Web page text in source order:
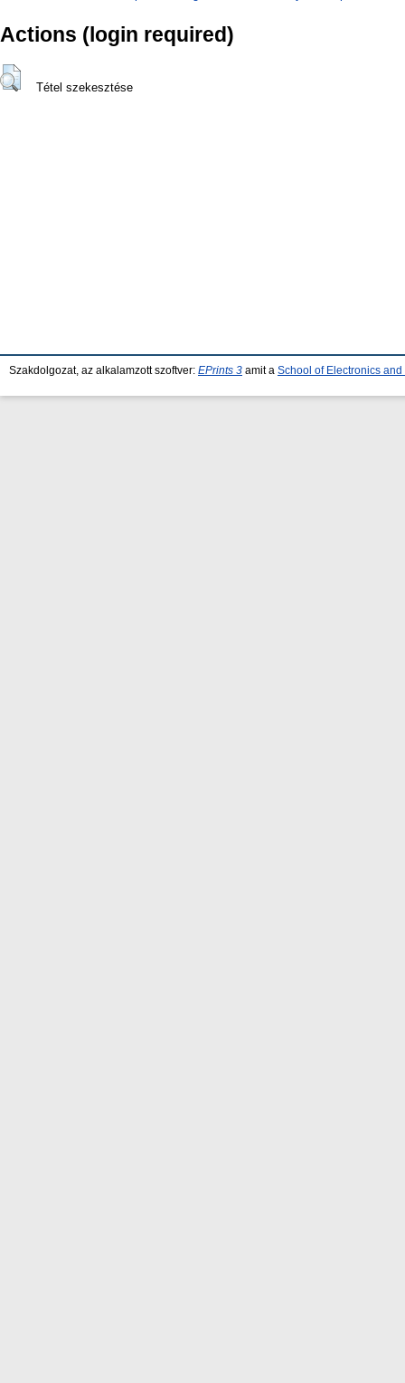
Actions (login required)
Tétel szekesztése
Szakdolgozat, az alkalamzott szoftver: EPrints 3 amit a School of Electronics